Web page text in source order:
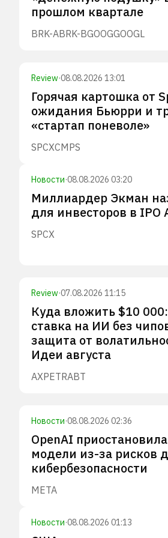
прошлом квартале
BRK-ABRK-BGOOGGOOGL
Review·08.08.2026 13:01
Горячая картошка от
ожидания Бьюрри и
«стартап поневоле»
SPCXCMPS
Новости·08.08.2026 03:20
Миллиардер Экман
для инвесторов в IPO
SPCX
Review·07.08.2026 11:15
Куда вложить $10 000:
ставка на ИИ без
защита от
Идеи августа
AXPETRABT
Новости·08.08.2026 02:36
OpenAI
модели из-за рисков
кибербезопасности
META
Новости·08.08.2026 01:13